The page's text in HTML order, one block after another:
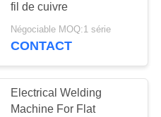
357
fil de cuivre
Négociable MOQ:1 série
CONTACT
Electrical Welding
Machine For Flat